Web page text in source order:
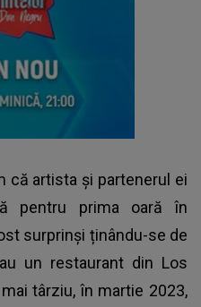
că artista și partenerul ei
pentru prima oară în
surprinși ținându-se de
un restaurant din Los
târziu, în martie 2023,